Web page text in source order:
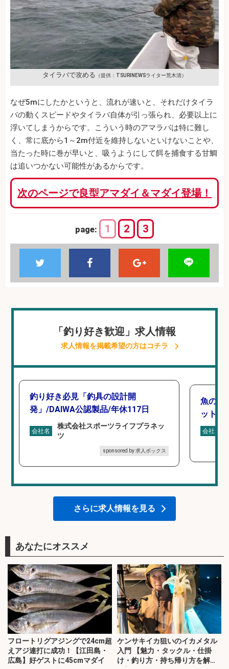
タイラバで攻める （提供：TSURINEWSライター荒木清）
なぜ5mにしたかというと、流れが速いと、それだけタイラ
バの動くスピードやタイラバ自体が引っ張られ、必要以上に
浮いてしまうからです。こういう時のアマラバは特に難し
く、常に底から1～2m付近を維持しないといけないことや、
当たった時に巻が早いと、吸うようにして餌を捕食する甘鯛
は追いつかない可能性があるからです。
次のページで良型アマダイ＆マダイ登場！
page: 1 2 3
「釣り好き歓迎」求人情報
求人情報を掲載希望の方はコチラ
釣り好き必見「釣具の設計開
発」/DAIWA公認製品/年休117日
会社名
株式会社スポーツライフプラネッ
ツ
sponsored by 求人ボックス
魚の「
ットを
会社名
さらに求人情報を見る
あなたにオススメ
フロートリグアジングで24cm超
えアジ連打に成功！【江田島・
広島】好ゲストに45cmマダイ
ケンサキイカ狙いのイカメタル
入門 【魅力・タックル・仕掛
け・釣り方・持ち帰り方を解